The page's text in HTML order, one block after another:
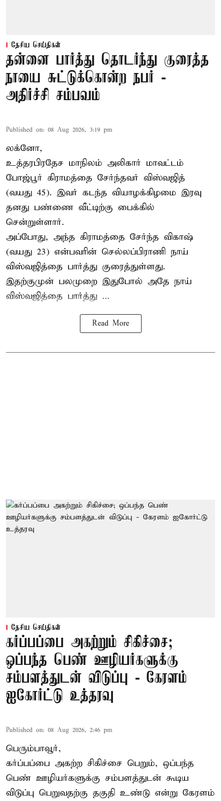
தேசிய செய்திகள்
தன்னை பார்த்து தொடர்ந்து குரைத்த
நாயை சுட்டுக்கொன்ற நபர் -
அதிர்ச்சி சம்பவம்
Published on: 08 Aug 2026, 3:19 pm
லக்னோ,
உத்தரபிரதேச மாநிலம் அலிகார் மாவட்டம்
போஜ்பூர் கிராமத்தை சேர்ந்தவர் விஸ்வஜித்
(வயது 45). இவர் கடந்த வியாழக்கிழமை இரவு
தனது பண்ணை வீட்டிற்கு பைக்கில்
சென்றுள்ளார்.
அப்போது, அந்த கிராமத்தை சேர்ந்த விகாஷ்
(வயது 23) என்பவரின் செல்லப்பிராணி நாய்
விஸ்வஜித்தை பார்த்து குரைத்துள்ளது.
இதற்குமுன் பலமுறை இதுபோல் அதே நாய்
விஸ்வஜித்தை பார்த்து ...
Read More
தேசிய செய்திகள்
கர்ப்பப்பை அகற்றும் சிகிச்சை;
ஒப்பந்த பெண் ஊழியர்களுக்கு
சம்பளத்துடன் விடுப்பு - கேரளம்
ஐகோர்ட்டு உத்தரவு
Published on: 08 Aug 2026, 2:46 pm
பெரும்பாவூர்,
கர்ப்பப்பை அகற்ற சிகிச்சை பெறும், ஒப்பந்த
பெண் ஊழியர்களுக்கு சம்பளத்துடன் கூடிய
விடுப்பு பெறுவதற்கு தகுதி உண்டு என்று கேரளம்